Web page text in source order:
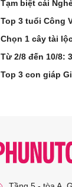
Tạm biệt cái
Top 3 tuổi Công
Chọn 1 cây tài
Từ 2/8 đến 10/8:
Top 3 con giáp